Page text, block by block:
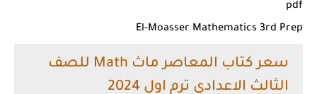
pdf
El-Moasser Mathematics 3rd Prep
سعر كتاب المعاصر ماث Math للصف
الثالث الاعدادي ترم اول 2024